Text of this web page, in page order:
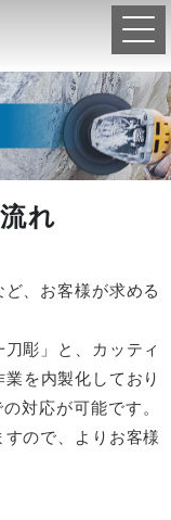
れ
、お客様が求める
彫」と、カッティ
を内製化しており
対応が可能です。
ので、よりお客様